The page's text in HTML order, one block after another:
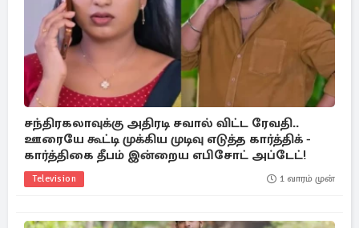
சந்திரகலாவுக்கு அதிரடி சவால் விட்ட ரேவதி..
ஊரையே கூட்டி முக்கிய முடிவு எடுத்த கார்த்திக் -
கார்த்திகை தீபம் இன்றைய எபிசோட் அப்டேட்!
Television 1 வாரம் முன்